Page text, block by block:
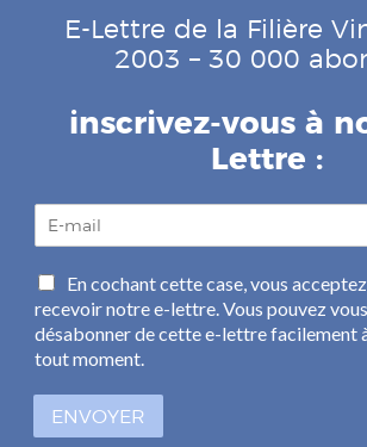
E-Lettre de la Filière
2003 – 30 000
inscrivez-vous à
Lettre :
a
i
l
*
C
a
s
e
à
En cochant cette case, vous
recevoir notre e-lettre. Vous pouvez vous
désabonner de cette e-lettre facilement
tout moment.
ENVOYER